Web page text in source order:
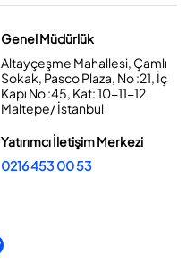
Genel Müdürlük
Altayçeşme Mahallesi, Çamlı
Sokak, Pasco Plaza, No :21, İç
Kapı No :45, Kat: 10-11-12
Maltepe/ İstanbul
Yatırımcı İletişim Merkezi
0216 453 00 53